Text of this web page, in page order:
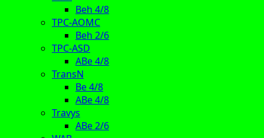
Beh 4/8
TPC-AOMC
Beh 2/6
TPC-ASD
ABe 4/8
TransN
Be 4/8
ABe 4/8
Travys
ABe 2/6